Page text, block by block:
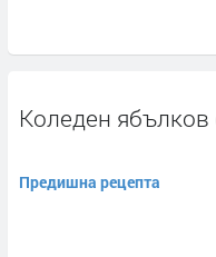
Коледен
Предишна рецепта